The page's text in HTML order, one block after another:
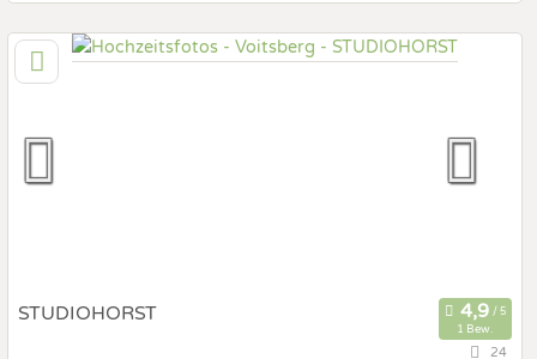
9020 Klagenfurt am Wörthersee, Kärnten, Österreich
Hochzeits Shooting
Fotobox mit Zubehör
STUDIOHORST
1 Bew.
24